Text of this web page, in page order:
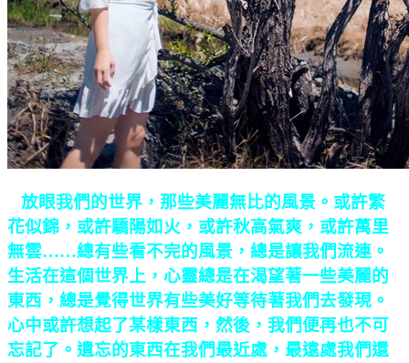
放眼我們的世界，那些美麗無比的風景。或許繁
花似錦，或許驕陽如火，或許秋高氣爽，或許萬里
無雲……總有些看不完的風景，總是讓我們流連。
生活在這個世界上，心靈總是在渴望著一些美麗的
東西，總是覺得世界有些美好等待著我們去發現。
心中或許想起了某樣東西，然後，我們便再也不可
忘記了。遺忘的東西在我們最近處，最遠處我們還